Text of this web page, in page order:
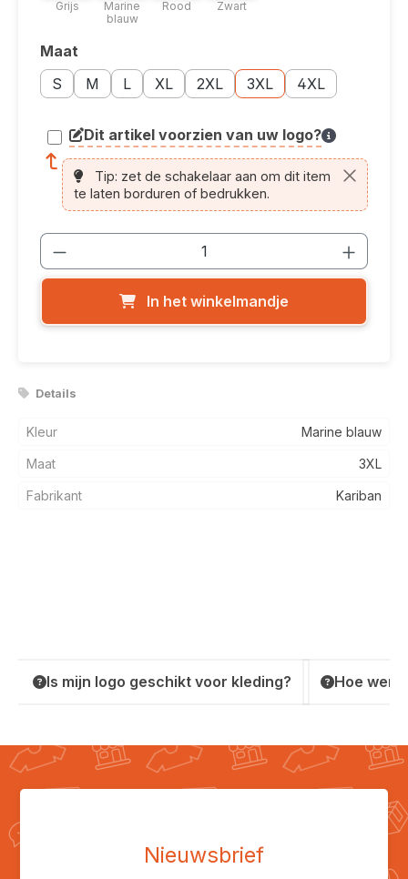
Grijs
Marine
blauw
Rood Zwart
Selecteer
Maat
S
Maatoptie: S
M
Maatoptie: M
L
Maatoptie: L
XL
Maatoptie: XL
2XL
Maatoptie: 2XL
3XL
Maatoptie: 3XL
4XL
Maatoptie: 4XL
Dit artikel voorzien van uw logo?
article.printing.helptext
Tip: zet de schakelaar aan om dit item
te laten borduren of bedrukken.
Producthoeveelheid: Voer de
In het winkelmandje
Details
Kleur Marine blauw
Maat 3XL
Fabrikant Kariban
Is mijn logo geschikt voor kleding? Hoe
Nieuwsbrief